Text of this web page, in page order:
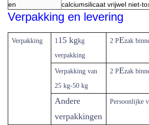
en
calciumsilicaat vrijwel niet-
Verpakking en levering
Verpakking 115 kgkg
verpakking
2 PEzak
Verpakking van
25 kg-50 kg
2 PEzak
Andere
verpakkingen
Persoonlijke